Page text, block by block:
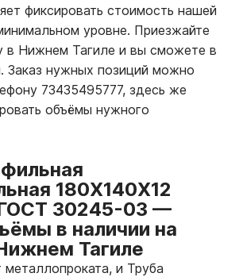
фиксировать стоимость нашей
уровне. Приезжайте
в Нижнем Тагиле и вы сможете в
Заказ нужных позиций можно
73435495777, здесь же
объёмы нужного
180Х140Х12
30245-03 —
в наличии на
Тагиле
металлопроката, и Труба